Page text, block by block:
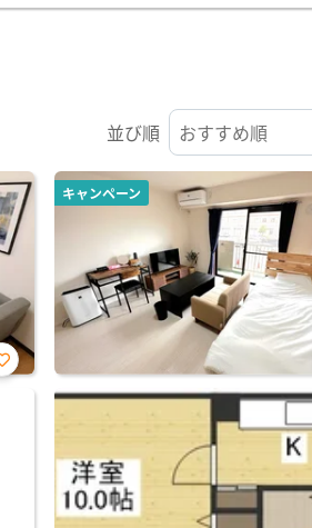
並び順
キャンペーン